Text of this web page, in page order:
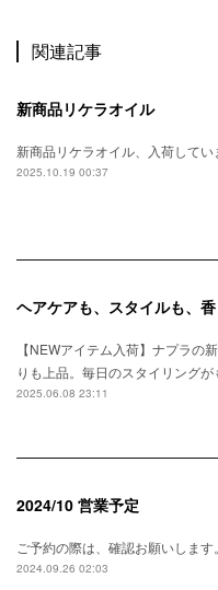
関連記事
新商品リケラオイル
新商品リケラオイル、入荷してい
2025.10.19 00:37
ヘアケアも、スタイルも、
【NEWアイテム入荷】ナプラの
りも上品。毎日のスタイリングが
2025.06.08 23:11
2024/10 営業予定
ご予約の際は、確認お願いします。
2024.09.26 02:03